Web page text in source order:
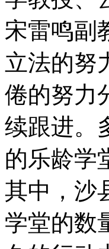
宋雷鸣副
立法的努
倦的努力
续跟进。
的乐龄学
其中，沙
学堂的数